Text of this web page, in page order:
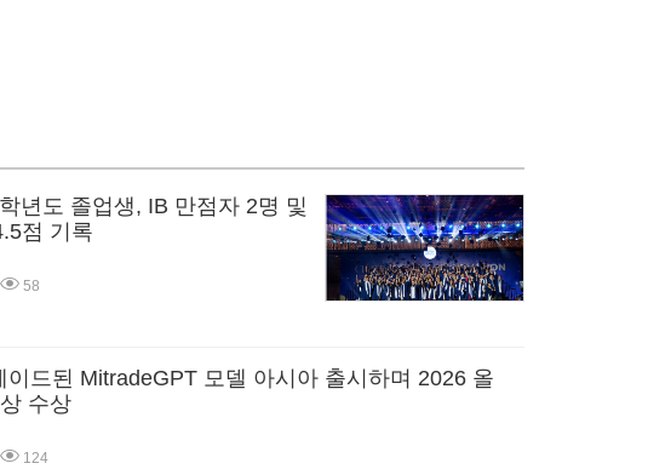
년도 졸업생, IB 만점자 2명 및
점 기록
58
이드된 MitradeGPT 모델 아시아 출시하며 2026 올
수상
124